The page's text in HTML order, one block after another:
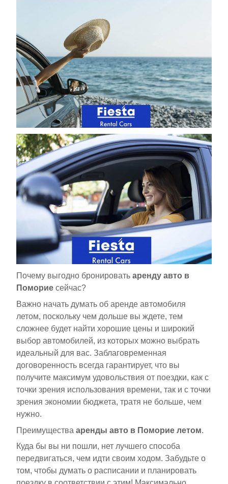
Почему выгодно бронировать аренду авто в
Поморие сейчас?
Важно начать думать об аренде автомобиля
летом, поскольку чем дольше вы ждете, тем
сложнее будет найти хорошие цены и широкий
выбор автомобилей, из которых можно выбрать
идеальный для вас. Заблаговременная
договоренность всегда гарантирует, что вы
получите максимум удовольствия от поездки, как с
точки зрения использования времени, так и с точки
зрения экономии бюджета, тратя не больше, чем
нужно.
Преимущества аренды авто в Поморие летом.
Куда бы вы ни пошли, нет лучшего способа
передвигаться, чем идти своим ходом. Забудьте о
том, чтобы думать о расписании и планировать